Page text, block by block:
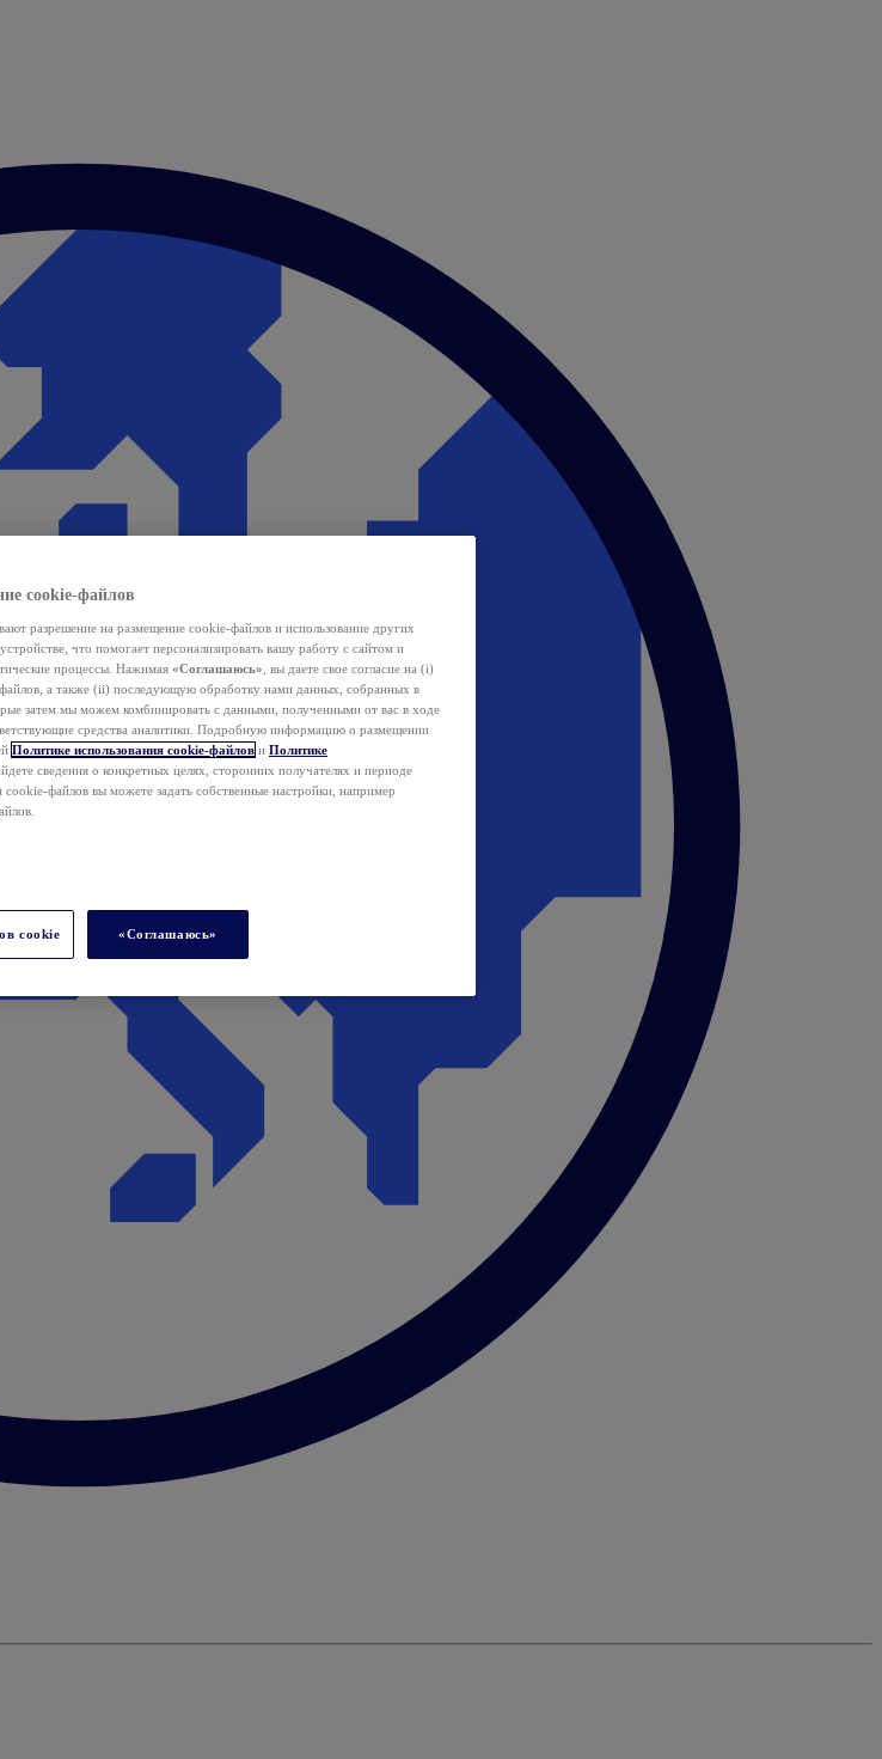
cookie-файлов
разрешение на размещение cookie-файлов и использование других
что помогает персонализировать вашу работу с сайтом и
процессы. Нажимая «Соглашаюсь» , вы даете свое согласие на (i)
а также (ii) последующую обработку нами данных, собранных в
затем мы можем комбинировать с данными, полученными от вас в ходе
средства аналитики. Подробную информацию о размещении
Политике использования cookie-файлов и Политике
сведения о конкретных целях, сторонних получателях и периоде
файлов вы можете задать собственные настройки, например
cookie «Соглашаюсь»